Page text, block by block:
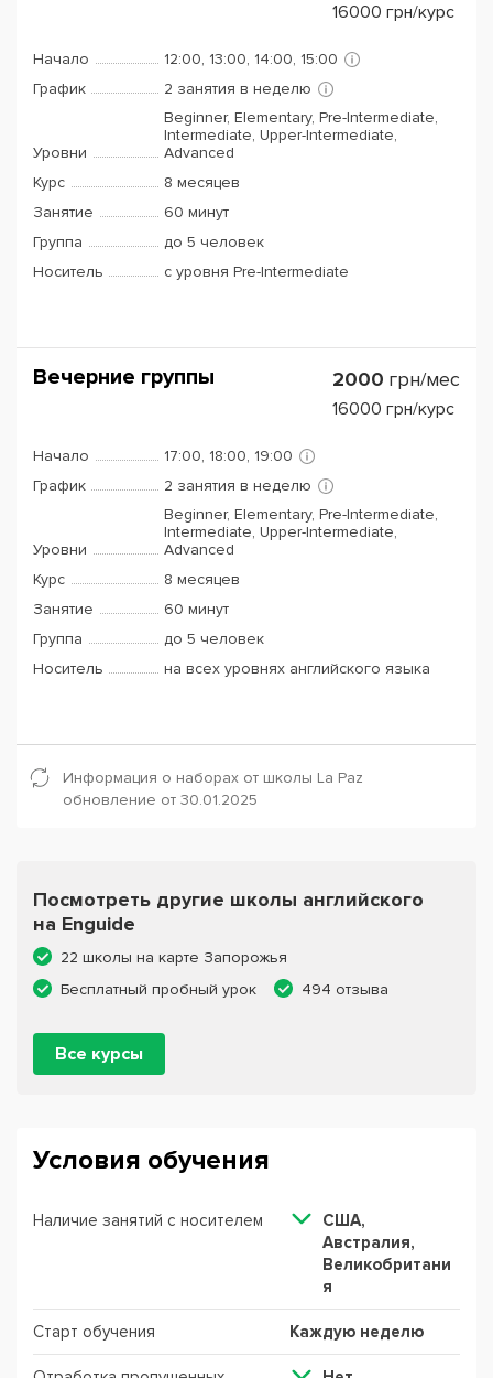
16000 грн/курс
Начало
12:00, 13:00, 14:00, 15:00
График
2 занятия в неделю
Уровни
Beginner, Elementary, Pre-Intermediate,
Intermediate, Upper-Intermediate,
Advanced
Курс
8 месяцев
Занятие
60 минут
Группа
до 5 человек
Носитель
с уровня Pre-Intermediate
Вечерние группы 2000 грн/мес
16000 грн/курс
Начало
17:00, 18:00, 19:00
График
2 занятия в неделю
Уровни
Beginner, Elementary, Pre-Intermediate,
Intermediate, Upper-Intermediate,
Advanced
Курс
8 месяцев
Занятие
60 минут
Группа
до 5 человек
Носитель
на всех уровнях английского языка
Информация о наборах от школы La Paz
обновление от 30.01.2025
Посмотреть другие школы английского
на Enguide
22 школы на карте Запорожья
Бесплатный пробный урок
494 отзыва
Все курсы
Условия обучения
Наличие занятий с носителем
США,
Австралия,
Великобритани
я
Старт обучения Каждую неделю